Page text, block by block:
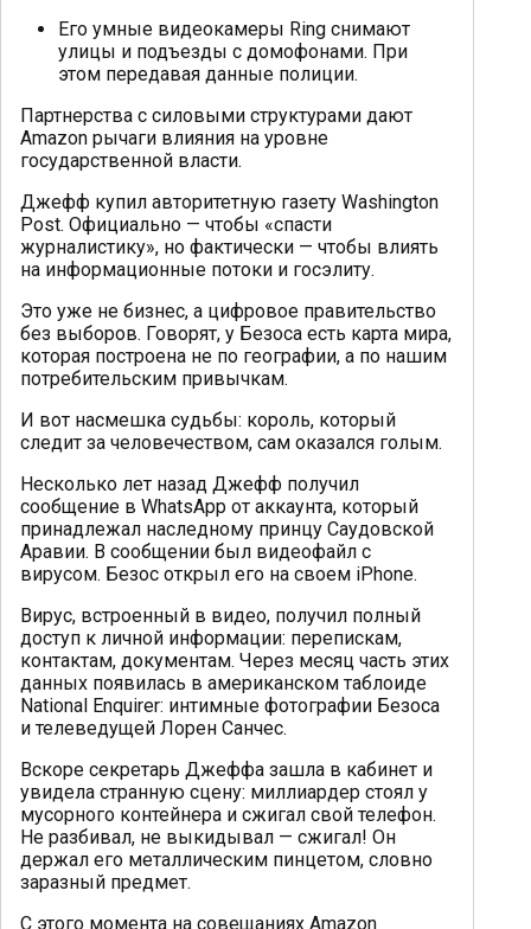
Его умные видеокамеры Ring снимают
улицы и подъезды с домофонами. При
этом передавая данные полиции.
Партнерства с силовыми структурами дают
Amazon рычаги влияния на уровне
государственной власти.
Джефф купил авторитетную газету Washington
Post. Официально — чтобы «спасти
журналистику», но фактически — чтобы влиять
на информационные потоки и госэлиту.
Это уже не бизнес, а цифровое правительство
без выборов. Говорят, у Безоса есть карта мира,
которая построена не по географии, а по нашим
потребительским привычкам.
И вот насмешка судьбы: король, который
следит за человечеством, сам оказался голым.
Несколько лет назад Джефф получил
сообщение в WhatsApp от аккаунта, который
принадлежал наследному принцу Саудовской
Аравии. В сообщении был видеофайл с
вирусом. Безос открыл его на своем iPhone.
Вирус, встроенный в видео, получил полный
доступ к личной информации: перепискам,
контактам, документам. Через месяц часть этих
данных появилась в американском таблоиде
National Enquirer: интимные фотографии Безоса
и телеведущей Лорен Санчес.
Вскоре секретарь Джеффа зашла в кабинет и
увидела странную сцену: миллиардер стоял у
мусорного контейнера и сжигал свой телефон.
Не разбивал, не выкидывал — сжигал! Он
держал его металлическим пинцетом, словно
заразный предмет.
С этого момента на совещаниях Amazon